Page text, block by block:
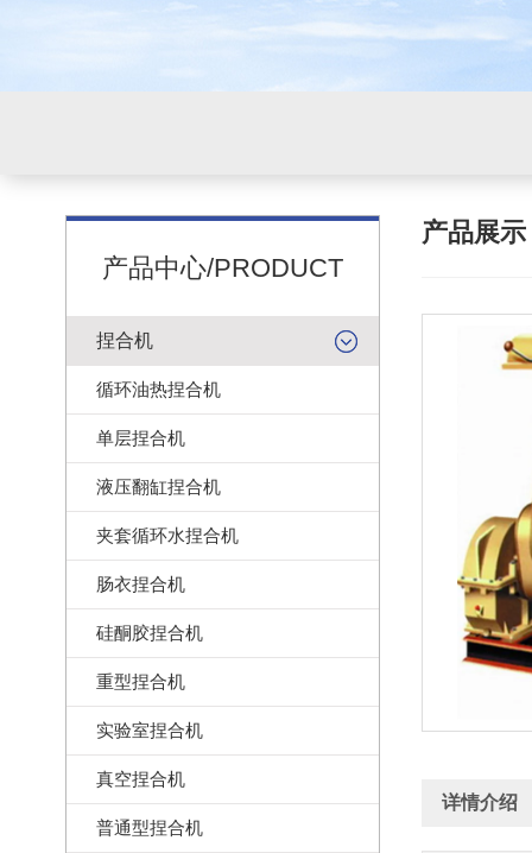
产品中心/PRODUCT
捏合机
循环油热捏合机
单层捏合机
液压翻缸捏合机
夹套循环水捏合机
肠衣捏合机
硅酮胶捏合机
重型捏合机
实验室捏合机
真空捏合机
普通型捏合机
产品展示
详情介绍